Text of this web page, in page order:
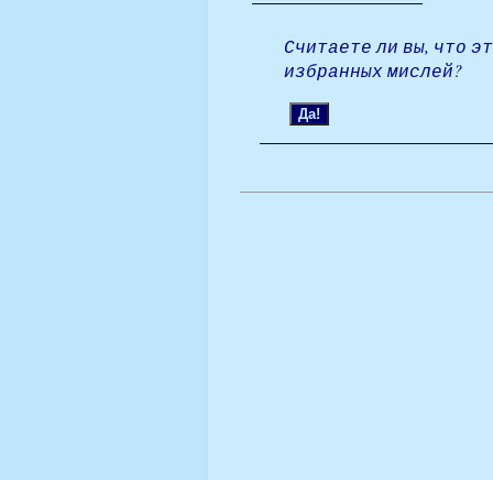
Считаете ли вы, что
избранных мислей?